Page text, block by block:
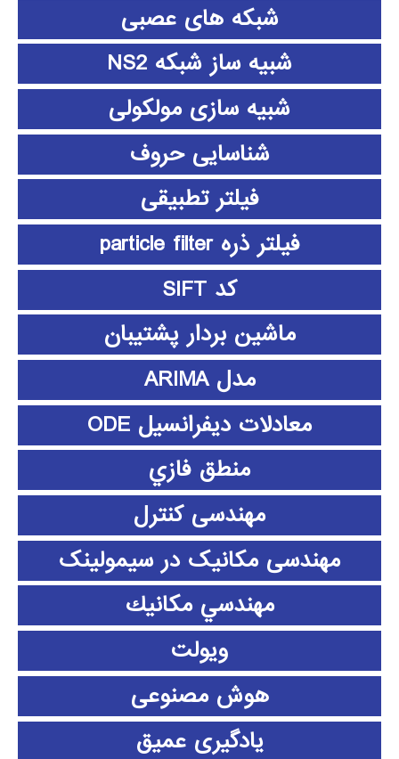
شبکه های عصبی
شبیه ساز شبکه NS2
شبیه سازی مولکولی
شناسایی حروف
فیلتر تطبیقی
فیلتر ذره particle filter
کد SIFT
ماشین بردار پشتیبان
مدل ARIMA
معادلات دیفرانسیل ODE
منطق فازي
مهندسی کنترل
مهندسی مکانیک در سیمولینک
مهندسي مكانيك
ویولت
هوش مصنوعی
یادگیری عمیق